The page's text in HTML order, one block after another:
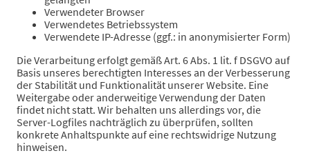
Verwendeter Browser
Verwendetes Betriebssystem
Verwendete IP-Adresse (ggf.: in anonymisierter Form)
Die Verarbeitung erfolgt gemäß Art. 6 Abs. 1 lit. f DSGVO auf
Basis unseres berechtigten Interesses an der Verbesserung
der Stabilität und Funktionalität unserer Website. Eine
Weitergabe oder anderweitige Verwendung der Daten
findet nicht statt. Wir behalten uns allerdings vor, die
Server-Logfiles nachträglich zu überprüfen, sollten
konkrete Anhaltspunkte auf eine rechtswidrige Nutzung
hinweisen.